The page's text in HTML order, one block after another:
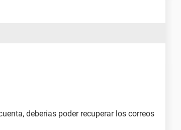
deberias poder recuperar los correos